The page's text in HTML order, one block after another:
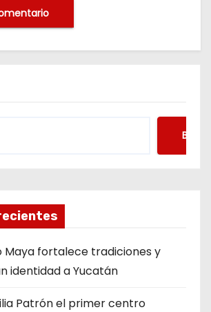
Maya fortalece tradiciones y
identidad a Yucatán
Patrón el primer centro